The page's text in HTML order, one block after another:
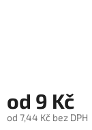
od 9 Kč
od 7,44 Kč bez DPH